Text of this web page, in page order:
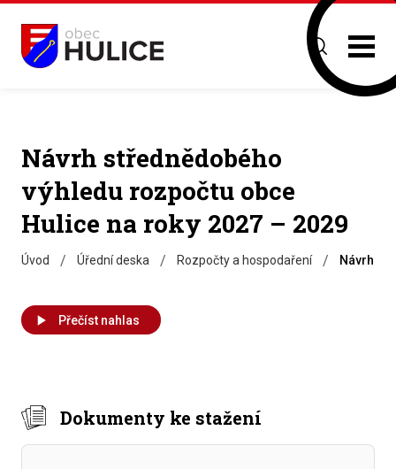
Návrh střednědobého
výhledu rozpočtu obce
Hulice na roky 2027 – 2029
Úvod / Úřední deska / Rozpočty a hospodaření / Návrh
Přečíst nahlas
Dokumenty ke stažení